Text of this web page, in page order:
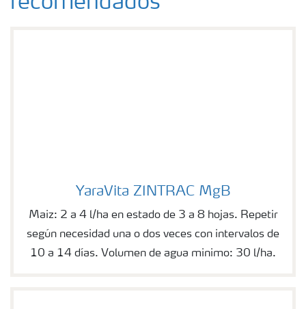
YaraVita ZINTRAC MgB
Maiz: 2 a 4 l/ha en estado de 3 a 8 hojas. Repetir
según necesidad una o dos veces con intervalos de
10 a 14 días. Volumen de agua minimo: 30 l/ha.